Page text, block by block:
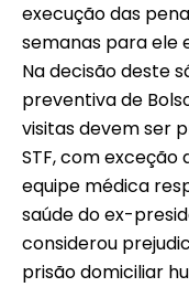
execução das
semanas para ele
Na decisão deste
preventiva de
visitas devem ser
STF, com exceção
equipe médica
saúde do ex-
considerou
prisão domiciliar